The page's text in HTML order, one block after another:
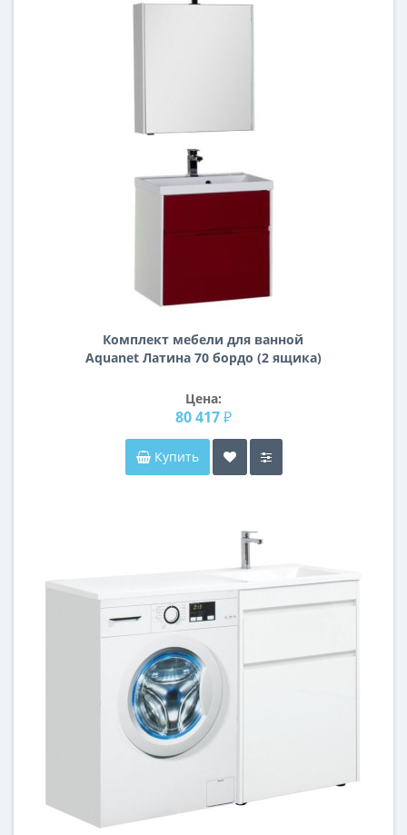
Комплект мебели для ванной
Aquanet Латина 70 бордо (2 ящика)
Цена:
80 417 ₽
Купить